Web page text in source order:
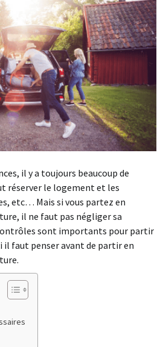
il y a toujours beaucoup de
réserver le logement et les
etc… Mais si vous partez en
il ne faut pas négliger sa
sont importants pour partir
il faut penser avant de partir en